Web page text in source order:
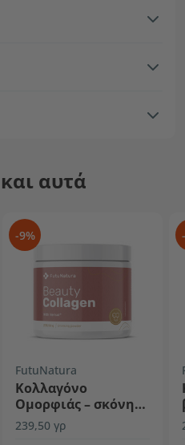
αυτά
-9%
FutuNatura
Κολλαγόνο
Ομορφιάς – σκόνη
για ρόφημα
239,50 γρ